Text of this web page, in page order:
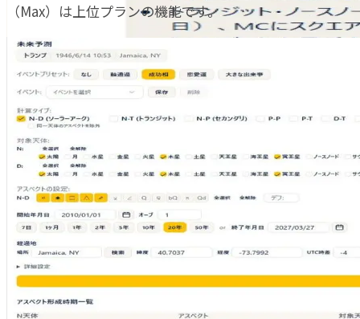
（Max）は上位プランの機能です。